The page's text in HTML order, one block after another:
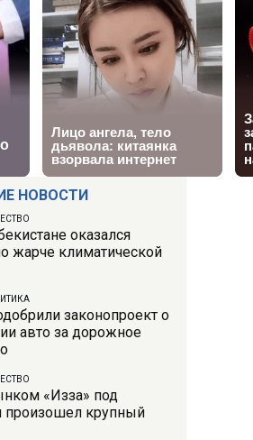
НОВОСТИ
оказался
жарче климатической
законопроект о
авто за дорожное
«Изза» под
произошел крупный